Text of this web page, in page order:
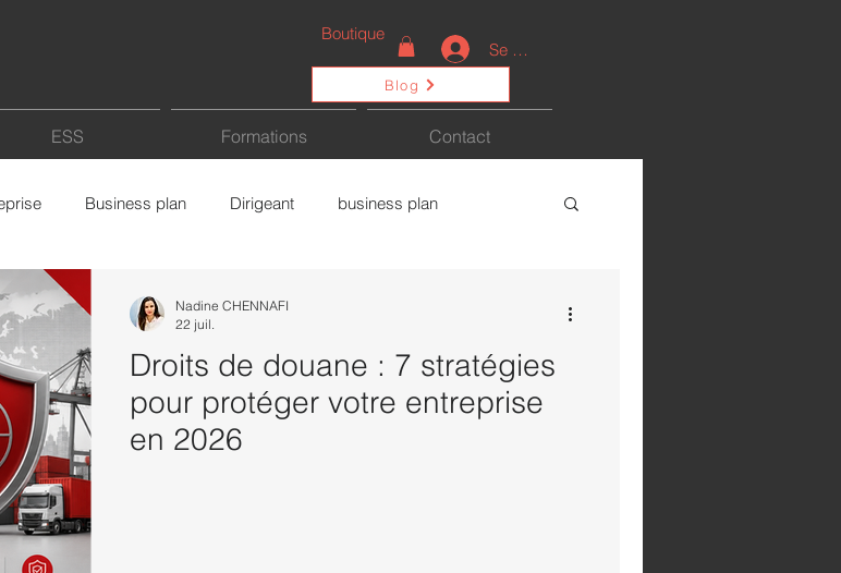
Se connecter
Boutique
Blog
ESS Formations Contact
Business plan Dirigeant business plan
Intelligence Artificielle (IA)
économie sociale et solidaire
Droits de douane : 7 stratégies
pour protéger votre entreprise
en 2026
Nadine CHENNAFI
22 juil.